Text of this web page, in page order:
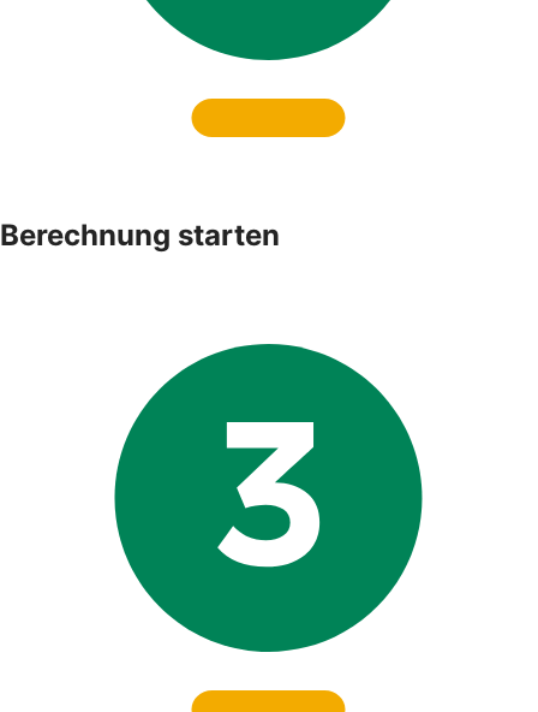
Berechnung starten